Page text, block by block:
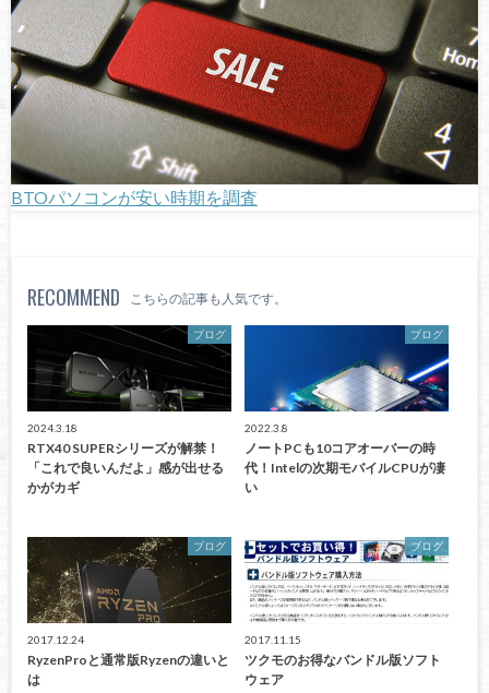
BTOパソコンが安い時期を調査
RECOMMEND こちらの記事も人気です。
ブログ
2024.3.18
RTX40 SUPERシリーズが解禁！
「これで良いんだよ」感が出せる
かがカギ
ブログ
2022.3.8
ノートPCも10コアオーバーの時
代！Intelの次期モバイルCPUが凄
い
ブログ
2017.12.24
RyzenProと通常版Ryzenの違いと
は
ブログ
2017.11.15
ツクモのお得なバンドル版ソフト
ウェア